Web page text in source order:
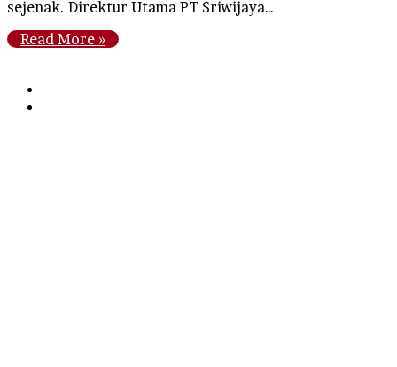
sejenak. Direktur Utama PT Sriwijaya…
Read More »